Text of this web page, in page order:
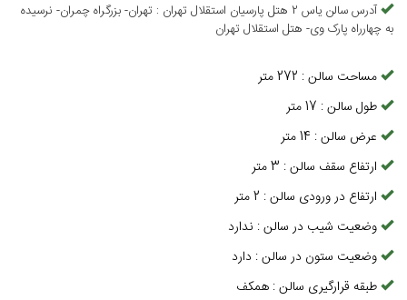
آدرسسالن یاس 2 هتل پارسیان استقلال تهران : تهران- بزرگراه چمران- نرسیده
به چهارراه پارک وی- هتل استقلال تهران
مساحت سالن:
272متر
طول سالن:
17متر
عرض سالن:
14متر
ارتفاع سقف سالن:
3متر
ارتفاع در ورودی سالن:
2متر
وضعیت شیب در سالن: ندارد
وضعیت ستون در سالن: دارد
طبقه قرارگیری سالن: همکف